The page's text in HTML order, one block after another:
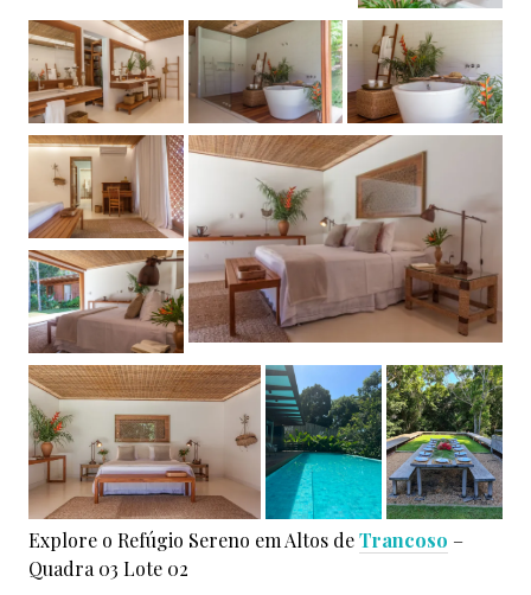
Explore o Refúgio Sereno em Altos deTrancoso –
Quadra 03 Lote 02